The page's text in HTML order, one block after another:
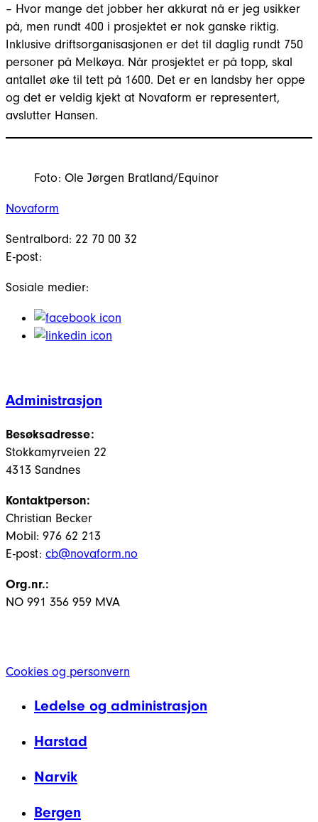
– Hvor mange det jobber her akkurat nå er jeg usikker
på, men rundt 400 i prosjektet er nok ganske riktig.
Inklusive driftsorganisasjonen er det til daglig rundt 750
personer på Melkøya. Når prosjektet er på topp, skal
antallet øke til tett på 1600. Det er en landsby her oppe
og det er veldig kjekt at Novaform er representert,
avslutter Hansen.
Foto: Ole Jørgen Bratland/Equinor
Novaform
Sentralbord: 22 70 00 32
E-post:
Sosiale medier:
Administrasjon
Besøksadresse:
Stokkamyrveien 22
4313 Sandnes
Kontaktperson:
Christian Becker
Mobil: 976 62 213
E-post: cb@novaform.no
Org.nr.:
NO 991 356 959 MVA
Cookies og personvern
Ledelse og administrasjon
Harstad
Narvik
Bergen